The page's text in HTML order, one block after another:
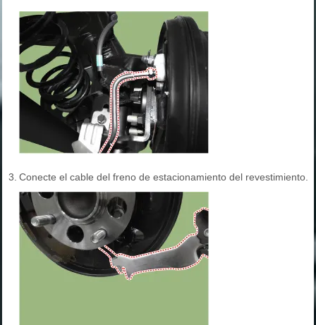
3. Conecte el cable del freno de estacionamiento del revestimiento.